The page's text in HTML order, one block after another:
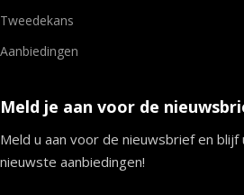
Tweedekans
Aanbiedingen
Meld je aan voor de
Meld u aan voor de nieuwsbrief en
nieuwste aanbiedingen!